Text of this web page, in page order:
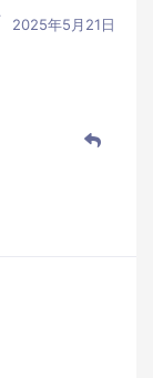
2025年5月21日